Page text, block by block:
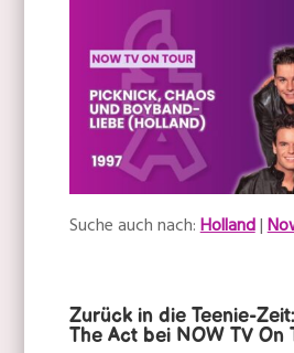
Suche auch nach:Holland|
Zurück in die Teenie-
The Act bei NOW TV On